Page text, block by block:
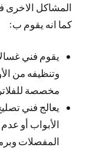
المشاكل الاخرى
كما انه يقوم ب:
يقوم فني
وتنظيفه من
مخصصة
يعالج فني
الأبواب أو
المفصلات